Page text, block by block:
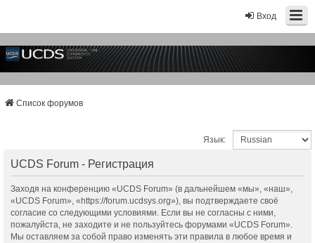
Вход
Список форумов
Язык:
UCDS Forum - Регистрация
Заходя на конференцию «UCDS Forum» (в дальнейшем «мы», «наш»,
«UCDS Forum», «https://forum.ucdsys.org»), вы подтверждаете своё
согласие со следующими условиями. Если вы не согласны с ними,
пожалуйста, не заходите и не пользуйтесь форумами «UCDS Forum».
Мы оставляем за собой право изменять эти правила в любое время и